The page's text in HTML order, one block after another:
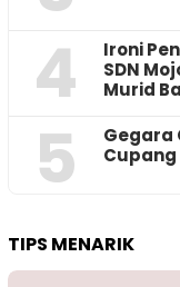
4
Ironi
SDN
Murid
5
‎Gegara
Cupang
TIPS MENARIK